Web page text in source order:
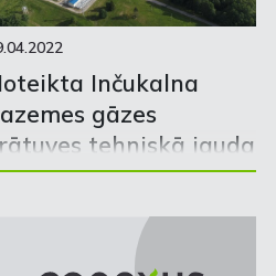
Inčukalna
gāzes
tehniskā jauda
2023. gada